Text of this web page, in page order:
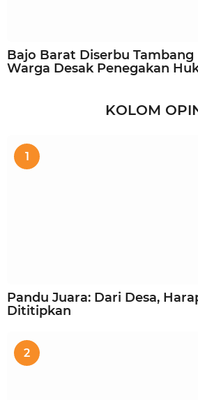
Bajo Barat Diserbu Tambang
Warga Desak Penegakan
KOLOM
1
Pandu Juara: Dari Desa,
Dititipkan
2